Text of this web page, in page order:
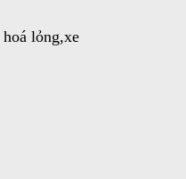
lỏng,xe